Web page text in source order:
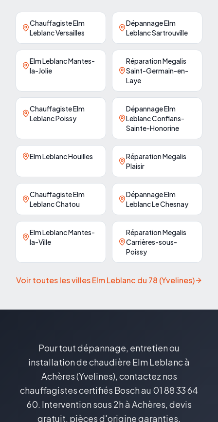
Chauffagiste Elm
Leblanc Versailles
Dépannage Elm
Leblanc Sartrouville
Elm Leblanc Mantes-
la-Jolie
Réparation Megalis
Saint-Germain-en-
Laye
Chauffagiste Elm
Leblanc Poissy
Dépannage Elm
Leblanc Conflans-
Sainte-Honorine
Elm Leblanc Houilles
Réparation Megalis
Plaisir
Chauffagiste Elm
Leblanc Chatou
Dépannage Elm
Leblanc Le Chesnay
Elm Leblanc Mantes-
la-Ville
Réparation Megalis
Carrières-sous-
Poissy
Voir toutes les villes Elm Leblanc du 78 (Yvelines)
Pour tout dépannage, entretien ou
installation de chaudière Elm Leblanc à
Achères (Yvelines), contactez nos
chauffagistes certifiés Bosch au 01 88 33 64
60. Intervention sous 2h à Achères, devis
gratuit, pièces d'origine garanties.